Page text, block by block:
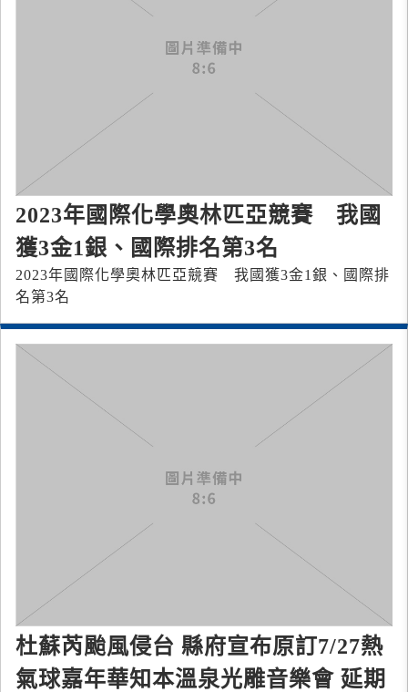
2023年國際化學奧林匹亞競賽 我國
獲3金1銀、國際排名第3名
2023年國際化學奧林匹亞競賽 我國獲3金1銀、國際排
名第3名
杜蘇芮颱風侵台 縣府宣布原訂7/27熱
氣球嘉年華知本溫泉光雕音樂會 延期